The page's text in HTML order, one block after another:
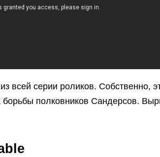
всей серии роликов. Собственно,
полковников Сандерсов.